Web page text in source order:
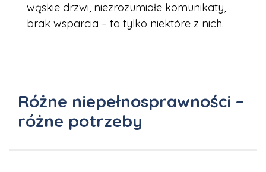
wąskie drzwi, niezrozumiałe komunikaty,
brak wsparcia – to tylko niektóre z nich.
Różne niepełnosprawności –
różne potrzeby